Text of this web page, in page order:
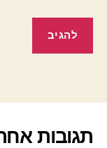
תגובות